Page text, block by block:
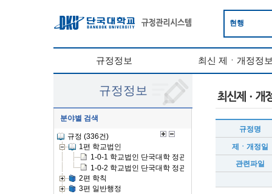
현행
규정정보 최신 제ㆍ개정정
규정정보
분야별 검색
규정명
제ㆍ개정일
관련파일